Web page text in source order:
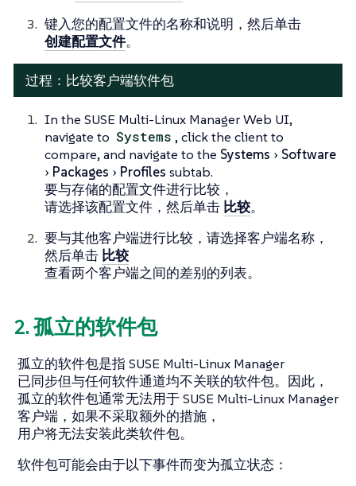
键入您的配置文件的名称和说明，然后单击
创建配置文件。
过程：比较客户端软件包
In the SUSE Multi-Linux Manager Web UI,
navigate to Systems , click the client to
compare, and navigate to the Systems
Software
Packages
Profiles subtab.
要与存储的配置文件进行比较，
请选择该配置文件，然后单击 比较。
要与其他客户端进行比较，请选择客户端名称，
然后单击 比较
查看两个客户端之间的差别的列表。
2. 孤立的软件包
孤立的软件包是指 SUSE Multi-Linux Manager
已同步但与任何软件通道均不关联的软件包。因此，
孤立的软件包通常无法用于 SUSE Multi-Linux Manager
客户端，如果不采取额外的措施，
用户将无法安装此类软件包。
软件包可能会由于以下事件而变为孤立状态：